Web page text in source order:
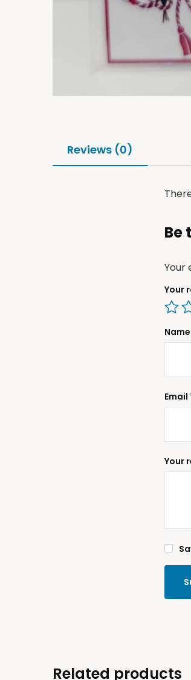
Reviews (0)
Be
Your
Your
Your
Name
Email
Related products